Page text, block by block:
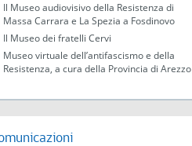
Il Museo audiovisivo della Resistenza di
Massa Carrara e La Spezia a Fosdinovo
Il Museo dei fratelli Cervi
Museo virtuale dell’antifascismo e della
Resistenza, a cura della Provincia di Arezzo